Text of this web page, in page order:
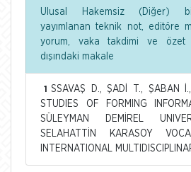
Ulusal Hakemsiz (Diğer)
yayımlanan teknik not, editöre
yorum, vaka takdimi ve özet
dışındaki makale
1
SSAVAŞ D., ŞADİ T., ŞABAN
STUDIES OF FORMING
SÜLEYMAN DEMİREL
SELAHATTİN KARASOY
INTERNATIONAL